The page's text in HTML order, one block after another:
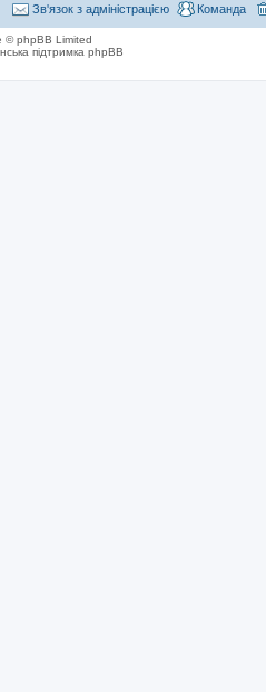
Команда
Зв'язок з адміністрацією
© phpBB Limited
підтримка phpBB